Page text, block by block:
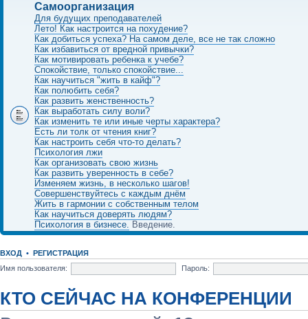
Самоорганизация
Для будущих преподавателей
Лето! Как настроится на похудение?
Как добиться успеха? На самом деле, все не так сложно
Как избавиться от вредной привычки?
Как мотивировать ребенка к учебе?
Спокойствие, только спокойствие...
Как научиться "жить в кайф"?
Как полюбить себя?
Как развить женственность?
Как выработать силу воли?
Как изменить те или иные черты характера?
Есть ли толк от чтения книг?
Как настроить себя что-то делать?
Психология лжи
Как организовать свою жизнь
Как развить уверенность в себе?
Изменяем жизнь, в несколько шагов!
Совершенствуйтесь с каждым днём
Жить в гармонии с собственным телом
Как научиться доверять людям?
Психология в бизнесе. Введение.
ВХОД • РЕГИСТРАЦИЯ
Имя пользователя:
Пароль:
КТО СЕЙЧАС НА КОНФЕРЕНЦИИ